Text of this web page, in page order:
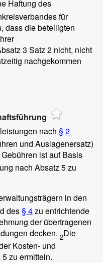
Haftung des
für
dass die beteiligten
3 Satz 2 nicht, nicht
nachgekommen
nach § 2
und Auslagenersatz)
ist auf Basis
nach Absatz 5 zu
in den
des§ 4zu entrichtende
der übertragenen
decken. 2Die
Kosten- und
zu ermitteln.